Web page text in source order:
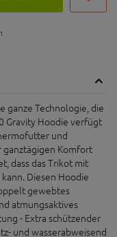
ganze Technologie, die
Gravity Hoodie verfügt
und
Komfort
dass das Trikot mit
Diesen Hoodie
gewebtes
atmungsaktives
- Extra schützender
und wasserabweisend